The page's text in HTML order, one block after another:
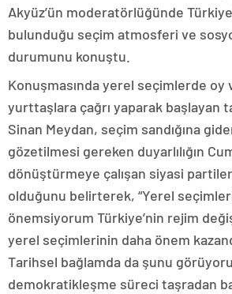
Akyüz’ün moderatörlüğünde
bulunduğu seçim atmosferi ve
durumunu konuştu.
Konuşmasında yerel seçimlerde oy
yurttaşlara çağrı yaparak başlayan
Sinan Meydan, seçim sandığına
gözetilmesi gereken duyarlılığın
dönüştürmeye çalışan siyasi
olduğunu belirterek, “Yerel
önemsiyorum Türkiye’nin rejim
yerel seçimlerinin daha önem
Tarihsel bağlamda da şunu
demokratikleşme süreci taşradan